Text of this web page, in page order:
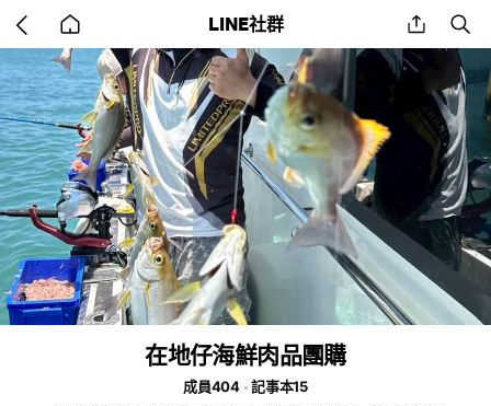
back
to
home
LINE社群 share
在地仔海鮮肉品團購
成員404
記事本15